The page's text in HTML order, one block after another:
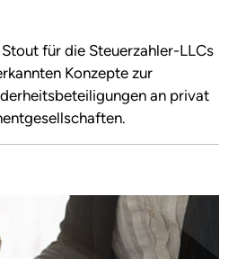
für die Steuerzahler-LLCs
Konzepte zur
an privat